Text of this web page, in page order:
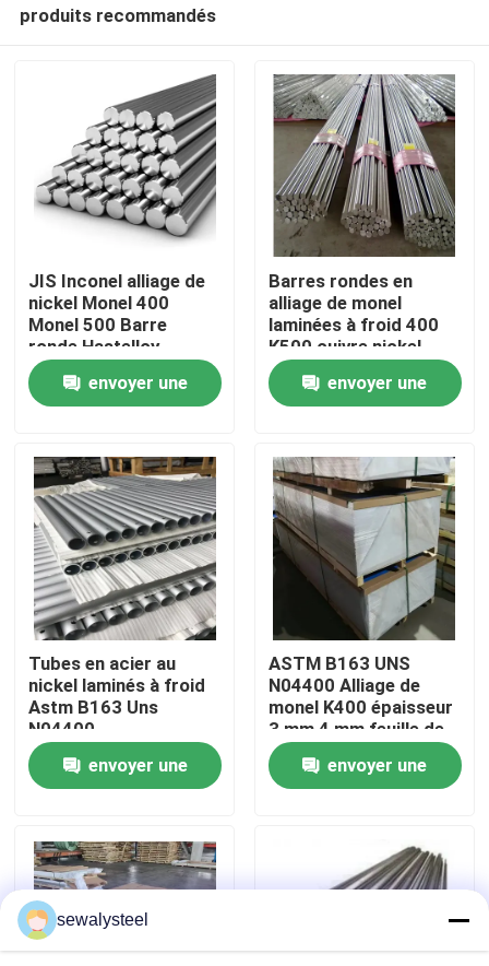
Aperçu
Produits
Vidéos
A propos de nous
Visite d'usine
Contrôle de la qualité
Contact
Tous les cas
Demande de soumission
produits recommandés
JIS Inconel alliage de
nickel Monel 400
Monel 500 Barre
ronde Hastelloy
envoyer une
Barres rondes en
alliage de monel
laminées à froid 400
K500 cuivre nickel
envoyer une
Tubes en acier au
nickel laminés à froid
Astm B163 Uns
N04400
envoyer une
ASTM B163 UNS
N04400 Alliage de
monel K400 épaisseur
3 mm 4 mm feuille de
monel K500
envoyer une
sewalysteel